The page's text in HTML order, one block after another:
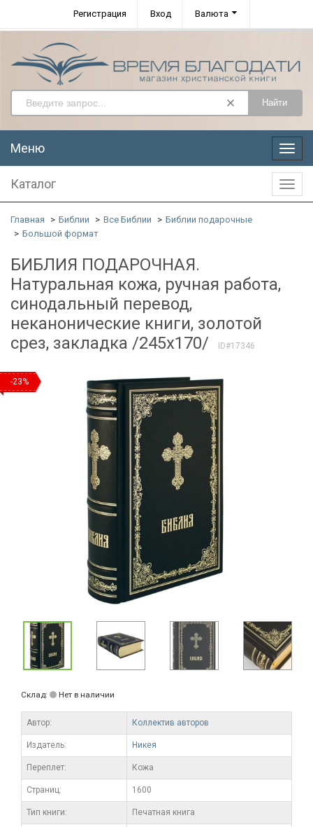
Регистрация Вход Валюта
Найти
Меню
Меню
Каталог
Главная Библии Все Библии
Библии подарочные
Большой формат
БИБЛИЯ ПОДАРОЧНАЯ.
Натуральная кожа, ручная работа,
синодальный перевод,
неканонические книги, золотой
срез, закладка /245х170/
ID#17346
-23%
Склад: Нет в наличии
Автор: Коллектив авторов
Издатель: Никея
Переплет: Кожа
Cтраниц: 1600
Тип книги: Печатная книга